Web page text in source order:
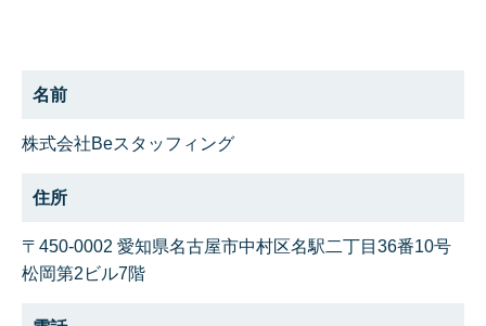
名前
株式会社Beスタッフィング
住所
〒450-0002 愛知県名古屋市中村区名駅二丁目36番10号
松岡第2ビル7階